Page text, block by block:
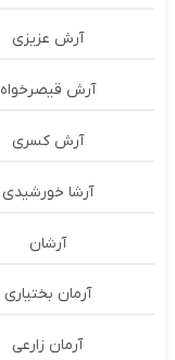
آرش عزیزی
آرش قیصرخواه
آرش کسری
آرشا خورشیدی
آرشان
آرمان بختیاری
آرمان زارعی